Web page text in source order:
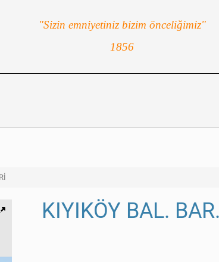
"Sizin emniyetiniz bizim önceliğimiz"
1856
KIYIKÖY BAL.